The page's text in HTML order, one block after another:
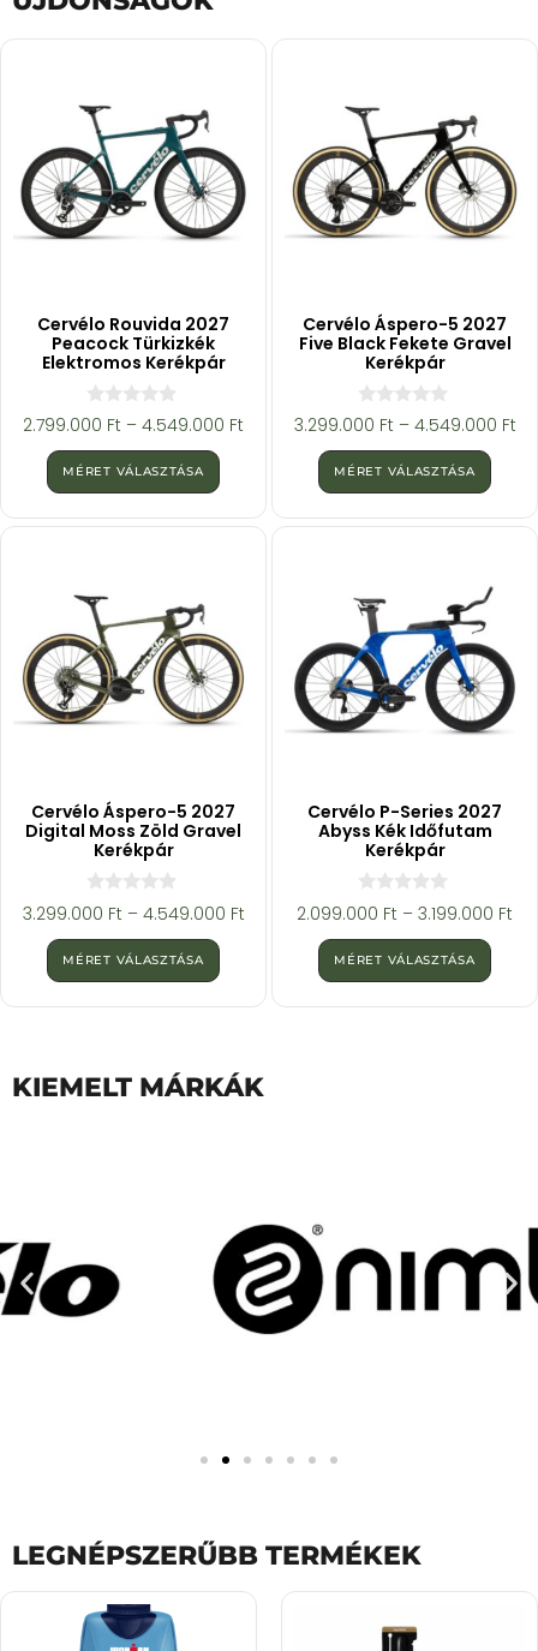
Cervélo Rouvida 2027
Peacock Türkizkék
Elektromos Kerékpár
0
a
z
5
ő
2.799.000 Ft – 4.549.000 Ft
MÉRET VÁLASZTÁSA
Cervélo Áspero-5 2027
Five Black Fekete Gravel
Kerékpár
0
a
z
5
ő
3.299.000 Ft – 4.549.000 Ft
MÉRET VÁLASZTÁSA
Cervélo Áspero-5 2027
Digital Moss Zöld Gravel
Kerékpár
0
a
z
5
ő
3.299.000 Ft – 4.549.000 Ft
MÉRET VÁLASZTÁSA
Cervélo P-Series 2027
Abyss Kék Időfutam
Kerékpár
0
a
z
5
ő
2.099.000 Ft – 3.199.000 Ft
MÉRET VÁLASZTÁSA
KIEMELT MÁRKÁK
LEGNÉPSZERŰBB TERMÉKEK